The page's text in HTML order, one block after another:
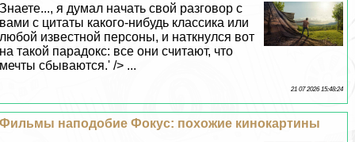
Знаете..., я думал начать свой разговор с
вами с цитаты какого-нибудь классика или
любой известной персоны, и наткнулся вот
на такой парадокс: все они считают, что
мечты сбываются.' /> ...
21 07 2026 15:48:24
Фильмы наподобие Фокус: похожие кинокартины